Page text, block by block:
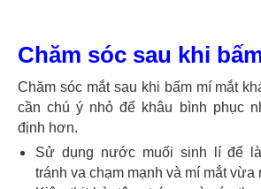
Chăm sóc sau khi
Chăm sóc mắt sau khi bấm mí mắt
cần chú ý nhỏ để khâu bình phục
định hơn.
Sử dụng nước muối sinh lí để
tránh va chạm mạnh và mí mắt vừa